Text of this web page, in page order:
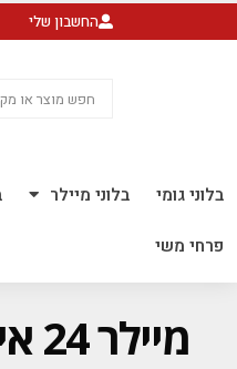
החשבון שלי
בלוני גומי בלוני מיילר
פרחי משי
מיילר 24 אינ'ץ פוקסיה יום הולדת שמח+מדבקה *מגיע בסיטונאות חבילה של 5 יח'*